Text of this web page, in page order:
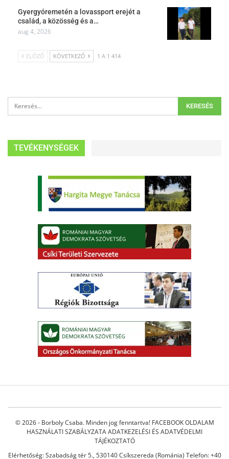
Gyergyóremetén a lovassport erejét a
család, a közösség és a…
aug 4, 2026
ELŐZŐ KÖVETKEZŐ 1 A 1 414
TEVÉKENYSÉGEK
© 2026 - Borboly Csaba. Minden jog fenntartva! FACEBOOK OLDALAM
HASZNÁLATI SZABÁLYZATAADATKEZELÉSI ÉS ADATVÉDELMI
TÁJÉKOZTATÓ
Elérhetőség: Szabadság tér 5., 530140 Csíkszereda (Románia) Telefon: +40